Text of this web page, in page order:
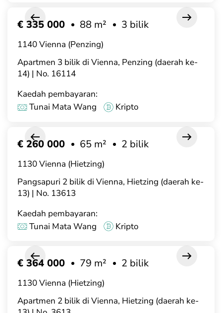
Apartmen 3 bilik di Vienna, Penzing (daerah ke-
14) | No. 16114
€ 335 000 88 m² 3 bilik
1140 Vienna (Penzing)
Kaedah pembayaran:
Tunai Mata Wang
Kripto
Pangsapuri 2 bilik di Vienna, Hietzing (daerah ke-
13) | No. 13613
€ 260 000 65 m² 2 bilik
1130 Vienna (Hietzing)
Kaedah pembayaran:
Tunai Mata Wang
Kripto
Apartmen 2 bilik di Vienna, Hietzing (daerah ke-
€ 364 000 79 m² 2 bilik
1130 Vienna (Hietzing)